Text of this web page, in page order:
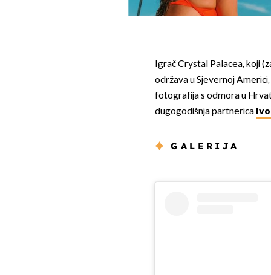
Igrač Crystal Palacea, koji
održava u Sjevernoj
fotografija s odmora u
dugogodišnja partnerica
GALERIJA